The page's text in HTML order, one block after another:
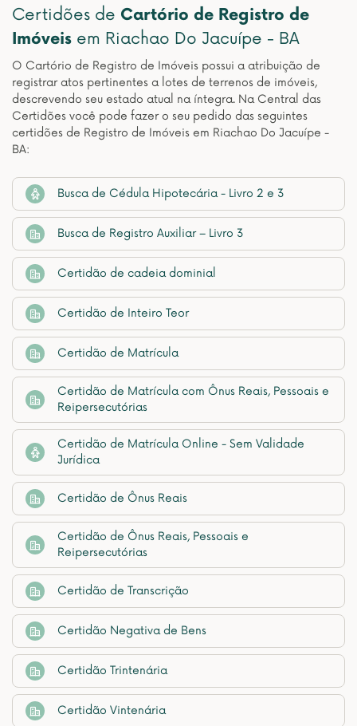
Certidões de Cartório de Registro de
Imóveis em Riachao Do Jacuípe - BA
O Cartório de Registro de Imóveis possui a atribuição de
registrar atos pertinentes a lotes de terrenos de imóveis,
descrevendo seu estado atual na íntegra. Na Central das
Certidões você pode fazer o seu pedido das seguintes
certidões de Registro de Imóveis em Riachao Do Jacuípe -
BA:
Busca de Cédula Hipotecária - Livro 2 e 3
Busca de Registro Auxiliar – Livro 3
Certidão de cadeia dominial
Certidão de Inteiro Teor
Certidão de Matrícula
Certidão de Matrícula com Ônus Reais, Pessoais e
Reipersecutórias
Certidão de Matrícula Online - Sem Validade
Jurídica
Certidão de Ônus Reais
Certidão de Ônus Reais, Pessoais e
Reipersecutórias
Certidão de Transcrição
Certidão Negativa de Bens
Certidão Trintenária
Certidão Vintenária